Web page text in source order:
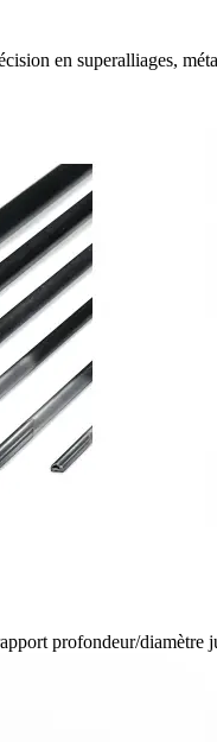
en superalliages,
profondeur/diamètre